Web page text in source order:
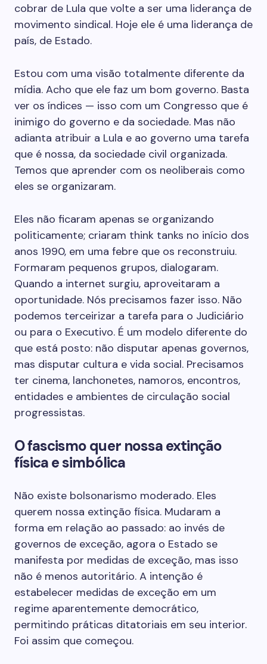
cobrar de Lula que volte a ser uma liderança de
movimento sindical. Hoje ele é uma liderança de
país, de Estado.
Estou com uma visão totalmente diferente da
mídia. Acho que ele faz um bom governo. Basta
ver os índices — isso com um Congresso que é
inimigo do governo e da sociedade. Mas não
adianta atribuir a Lula e ao governo uma tarefa
que é nossa, da sociedade civil organizada.
Temos que aprender com os neoliberais como
eles se organizaram.
Eles não ficaram apenas se organizando
politicamente; criaram think tanks no início dos
anos 1990, em uma febre que os reconstruiu.
Formaram pequenos grupos, dialogaram.
Quando a internet surgiu, aproveitaram a
oportunidade. Nós precisamos fazer isso. Não
podemos terceirizar a tarefa para o Judiciário
ou para o Executivo. É um modelo diferente do
que está posto: não disputar apenas governos,
mas disputar cultura e vida social. Precisamos
ter cinema, lanchonetes, namoros, encontros,
entidades e ambientes de circulação social
progressistas.
O fascismo quer nossa extinção
física e simbólica
Não existe bolsonarismo moderado. Eles
querem nossa extinção física. Mudaram a
forma em relação ao passado: ao invés de
governos de exceção, agora o Estado se
manifesta por medidas de exceção, mas isso
não é menos autoritário. A intenção é
estabelecer medidas de exceção em um
regime aparentemente democrático,
permitindo práticas ditatoriais em seu interior.
Foi assim que começou.